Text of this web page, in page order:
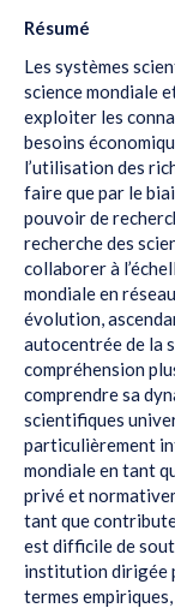
Résumé
Les systèmes
science mondiale
exploiter les
besoins
l’utilisation des
faire que par le
pouvoir de
recherche des
collaborer à
mondiale en
évolution,
autocentrée de la
compréhension
comprendre sa
scientifiques
particulièrement
mondiale en tant
privé et
tant que
est difficile de
institution dirigée
termes